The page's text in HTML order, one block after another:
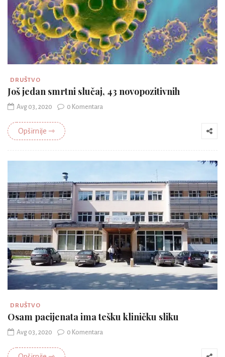
DRUŠTVO
Još jedan smrtni slučaj, 43 novopozitivnih
Avg 03, 2020 0 Komentara
Opširnije ⇾
DRUŠTVO
Osam pacijenata ima tešku kliničku sliku
Avg 03, 2020 0 Komentara